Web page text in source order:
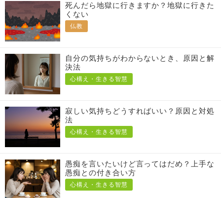
死んだら地獄に行きますか？地獄に行きた
くない
仏教
自分の気持ちがわからないとき、原因と解
決法
心構え・生きる智慧
寂しい気持ちどうすればいい？原因と対処
法
心構え・生きる智慧
愚痴を言いたいけど言ってはだめ？上手な
愚痴との付き合い方
心構え・生きる智慧